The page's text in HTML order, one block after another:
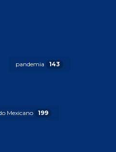
pandemia 143
Mexicano 199